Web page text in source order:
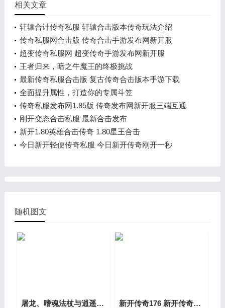
相关文章
轩辕合计传奇私服 轩辕合击版本传奇玩法介绍
传奇私服网合击版 传奇合击手游发布网新开服
超变传奇私服网 超变传奇手游发布网新开服
王者归来，暗之牛魔王的终极挑战
最新传奇私服合击版 复古传奇合击版本手游下载
全面提升属性，打造你的专属斗笠
传奇私服发布网1.85版 传奇发布网新开服三端互通
刚开变态合击私服 最新合击发布
新开1.80英雄合击传奇 1.80星王合击
今日新开轻便传奇私服 今日新开传奇刚开一秒
随机图文
屠龙、嗜魂法杖与逍遥扇的实战对比 新开传奇176 新开传奇网址